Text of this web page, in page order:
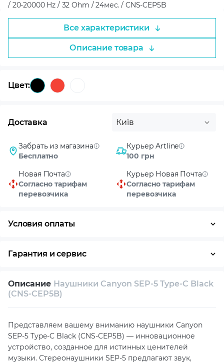
/ 20-20000 Hz / 32 Ohm / 24мес. / CNS-CEP5B
Все характеристики
Описание товара
Цвет:
Доставка Київ
Забрать из магазина
Бесплатно
Курьер Artline
100 грн
Новая Почта
Согласно тарифам
перевозчика
Курьер Новая Почта
Согласно тарифам
перевозчика
Условия оплаты
Гарантия и сервис
Собственный сервисный центр
Описание Наушники Canyon SEP-5 Type-C Black
(CNS-CEP5B)
Представляем вашему вниманию наушники Canyon
SEP-5 Type-C Black (CNS-CEP5B) — инновационное
устройство, созданное для истинных ценителей
музыки. Стереонаушники SEP-5 предлагают звук,